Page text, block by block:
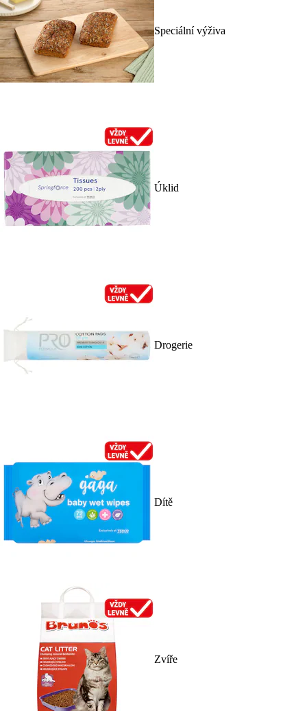
Speciální výživa
Úklid
Drogerie
Dítě
Zvíře